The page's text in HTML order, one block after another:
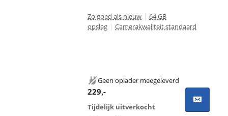
Zo goed als nieuw | 64 GB
opslag | Camerakwaliteit standaard
Geen oplader meegeleverd
229,-
Tijdelijk uitverkocht